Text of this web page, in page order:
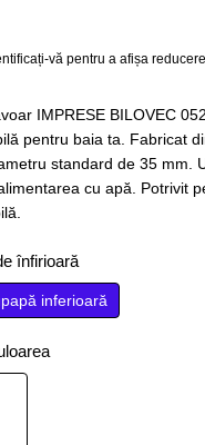
văpentru a afișa
IMPRESE BILOVEC
pentru baia ta. Fabricat
standard de 35 mm.
cu apă. Potrivit
înfirioară
inferioară